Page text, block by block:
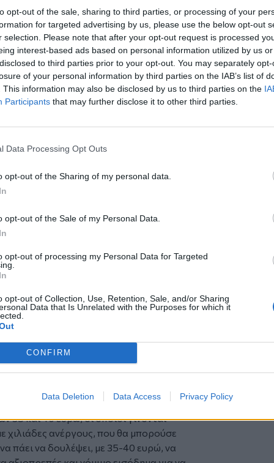
opt-out of the sale, sharing to third parties, or processing of your
for targeted advertising by us, please use the below opt-out
selection. Please note that after your opt-out request is processed
interest-based ads based on personal information utilized by us
to third parties prior to your opt-out. You may separately
of your personal information by third parties on the IAB’s list of
This information may also be disclosed by us to third parties on the
Participants that may further disclose it to other third parties.
Data Processing Opt Outs
opt-out of the Sharing of my personal data.
opt-out of the Sale of my Personal Data.
opt-out of processing my Personal Data for Targeted
opt-out of Collection, Use, Retention, Sale, and/or Sharing
Data that Is Unrelated with the Purposes for which it
CONFIRM
Data Deletion Data Access Privacy Policy
Κέντρο Ηρακλείου απηύθυνε
στην συγκομιδή ελαιοκάρπου.
ήθελαν να ενισχύσουν το έμψυχο
Κέντρου ΗρακλείουΣτέλιος
Αμπελουργών και Ελαιοπαραγωγών
με τον Υπουργό Αγροτικής
κατέθεσαν την
πρότασή τους για
Τομέα.
Βορίδης έμοιαζε να είναι θετικά
του Εργατικού Κέντρου Στέλιου
Εργατικού Κέντρου) είναι
που υπάρχει. Η λίστα ακόμα
άτομα.
Τα άτομα αυτά δουλεύουν σε
έχουν έρθει και ζητάνε εργατικά
προσπάθεια χωρίς βοήθειες και
Βοργιάς, όντας δυσαρεστημένος από
χωρίζει τα δύο εμπλεκόμενα
το ζητούμενο.
“Δηλαδή, ένας
την κάρτα ανεργίας αν δούλευε
Τομέα” εξηγεί ο πρόεδρος του
πιο συγκεκριμένος: “Υπάρχουν
35 και 40 ευρώ, οι οποίοι γίνονται
χιλιάδες ανέργους, που θα μπορούσε
πάει να δουλέψει, με 35-40 ευρώ, να